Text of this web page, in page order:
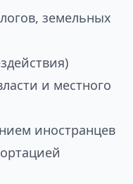
земельных
и местного
иностранцев